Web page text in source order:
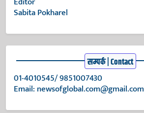
Sabita Pokharel
सम्पर्क | Contact
01-4010545/ 9851007430
Email: newsofglobal.com@gmail.com